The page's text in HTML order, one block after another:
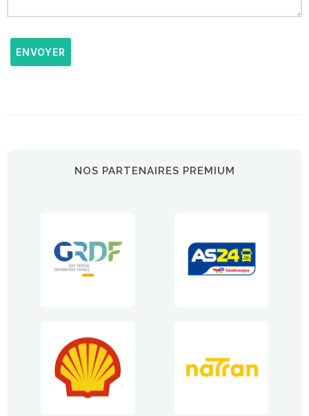
ENVOYER
NOS PARTENAIRES PREMIUM